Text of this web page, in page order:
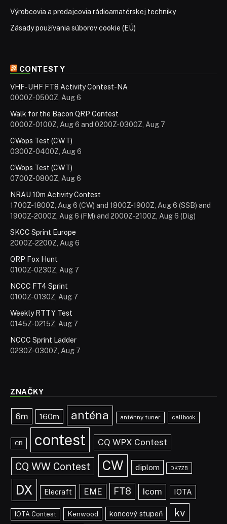
Výrobcovia a predajcovia rádioamatérskej techniky
Zásady používania súborov cookie (EÚ)
CONTESTY
VHF-UHF FT8 Activity Contest-NA
0000Z-0500Z, Aug 6
Walk for the Bacon QRP Contest
0000Z-0100Z, Aug 6 and 0200Z-0300Z, Aug 7
CWops Test (CWT)
0300Z-0400Z, Aug 6
CWops Test (CWT)
0700Z-0800Z, Aug 6
NRAU 10m Activity Contest
1700Z-1800Z, Aug 6 (CW) and 1800Z-1900Z, Aug 6 (SSB) and
1900Z-2000Z, Aug 6 (FM) and 2000Z-2100Z, Aug 6 (Dig)
SKCC Sprint Europe
2000Z-2200Z, Aug 6
QRP Fox Hunt
0100Z-0230Z, Aug 7
NCCC FT4 Sprint
0100Z-0130Z, Aug 7
Weekly RTTY Test
0145Z-0215Z, Aug 7
NCCC Sprint Ladder
0230Z-0300Z, Aug 7
ZNAČKY
6m 160m anténa anténny tuner callbook
CB contest CQ WPX Contest
CQ WW Contest CW diplom DK7ZB
DX Elecraft EME FT8 Icom IOTA
IOTA Contest Kenwood koncový stupeň kv